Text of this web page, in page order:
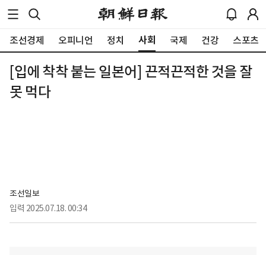
조선경제 오피니언 정치 사회 국제 건강 스포츠
[입에 착착 붙는 일본어] 끈적끈적한 것을 잘
못 먹다
조선일보
입력 2025.07.18. 00:34